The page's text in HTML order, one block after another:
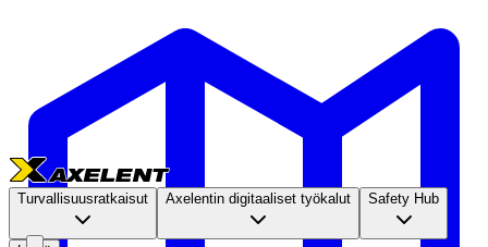
Turvallisuusratkaisut Axelentin digitaaliset työkalut Safety Hub